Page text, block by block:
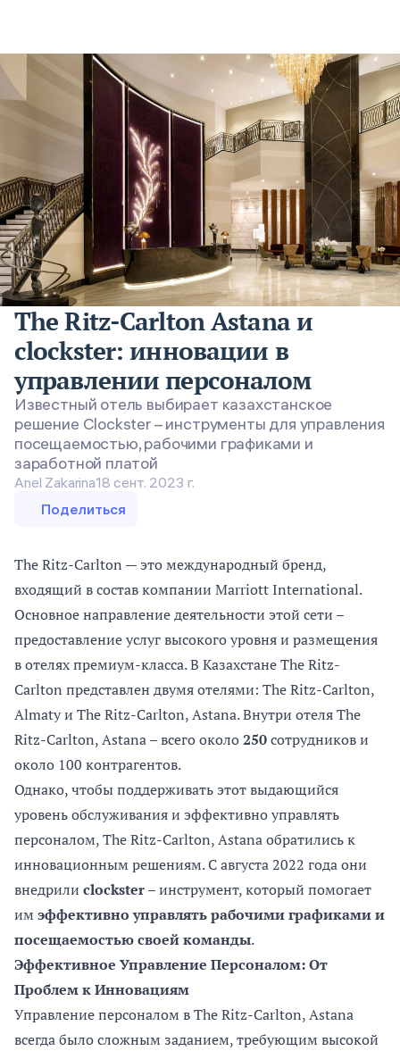
The Ritz-Carlton Astana и
clockster: инновации в
управлении персоналом
Известный отель выбирает казахстанское
решение Clockster – инструменты для управления
посещаемостью, рабочими графиками и
заработной платой
Anel Zakarina18 сент. 2023 г.
Поделиться
The Ritz-Carlton — это международный бренд,
входящий в состав компании Marriott International.
Основное направление деятельности этой сети –
предоставление услуг высокого уровня и размещения
в отелях премиум-класса. В Казахстане The Ritz-
Carlton представлен двумя отелями: The Ritz-Carlton,
Almaty и The Ritz-Carlton, Astana. Внутри отеля The
Ritz-Carlton, Astana – всего около250сотрудников и
около 100 контрагентов.
Однако, чтобы поддерживать этот выдающийся
уровень обслуживания и эффективно управлять
персоналом, The Ritz-Carlton, Astana обратились к
инновационным решениям. С августа 2022 года они
внедрили clockster– инструмент, который помогает
им эффективно управлять рабочими графиками и
посещаемостью своей команды.
Эффективное Управление Персоналом: От
Проблем к Инновациям
Управление персоналом в The Ritz-Carlton, Astana
всегда было сложным заданием, требующим высокой